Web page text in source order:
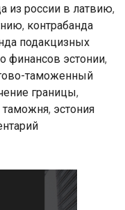
из россии в латвию,
, контрабанда
подакцизных
финансов эстонии,
таможенный
границы,
таможня, эстония